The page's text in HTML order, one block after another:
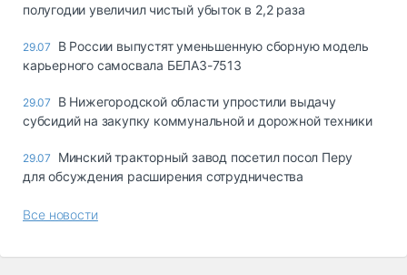
полугодии увеличил чистый убыток в 2,2 раза
29.07
В России выпустят уменьшенную сборную модель
карьерного самосвала БЕЛАЗ-7513
29.07
В Нижегородской области упростили выдачу
субсидий на закупку коммунальной и дорожной техники
29.07
Минский тракторный завод посетил посол Перу
для обсуждения расширения сотрудничества
Все новости